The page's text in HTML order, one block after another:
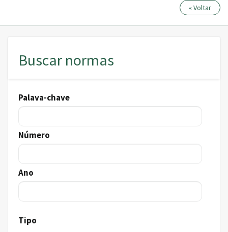
« Voltar
Buscar normas
Palava-chave
Número
Ano
Tipo